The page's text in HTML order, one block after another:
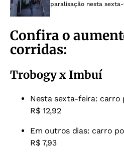
paralisação nesta
Confira o
corridas:
Trobogy x Imbuí
Nesta sexta-feira: carro
R$ 12,92
Em outros dias: carro
R$ 7,93